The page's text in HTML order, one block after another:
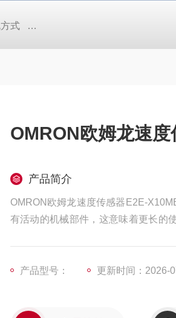
式 日本SMC真空压力开关的中文资
OMRON欧姆龙速
产品简介
OMRON欧姆龙速度传感器E2E-
有活动的机械部件，这意味着更长的
产品型号： 更新时间：2026-